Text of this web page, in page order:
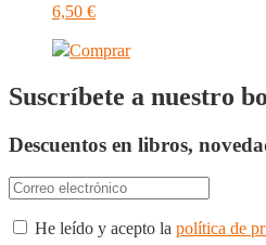
6,50 €
Comprar
Suscríbete a nuestro
Descuentos en libros,
He leído y acepto la política de